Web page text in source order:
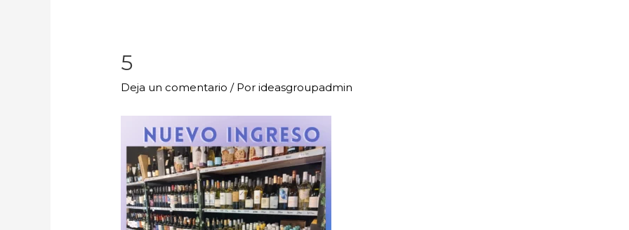
5
Deja un comentario / Porideasgroupadmin